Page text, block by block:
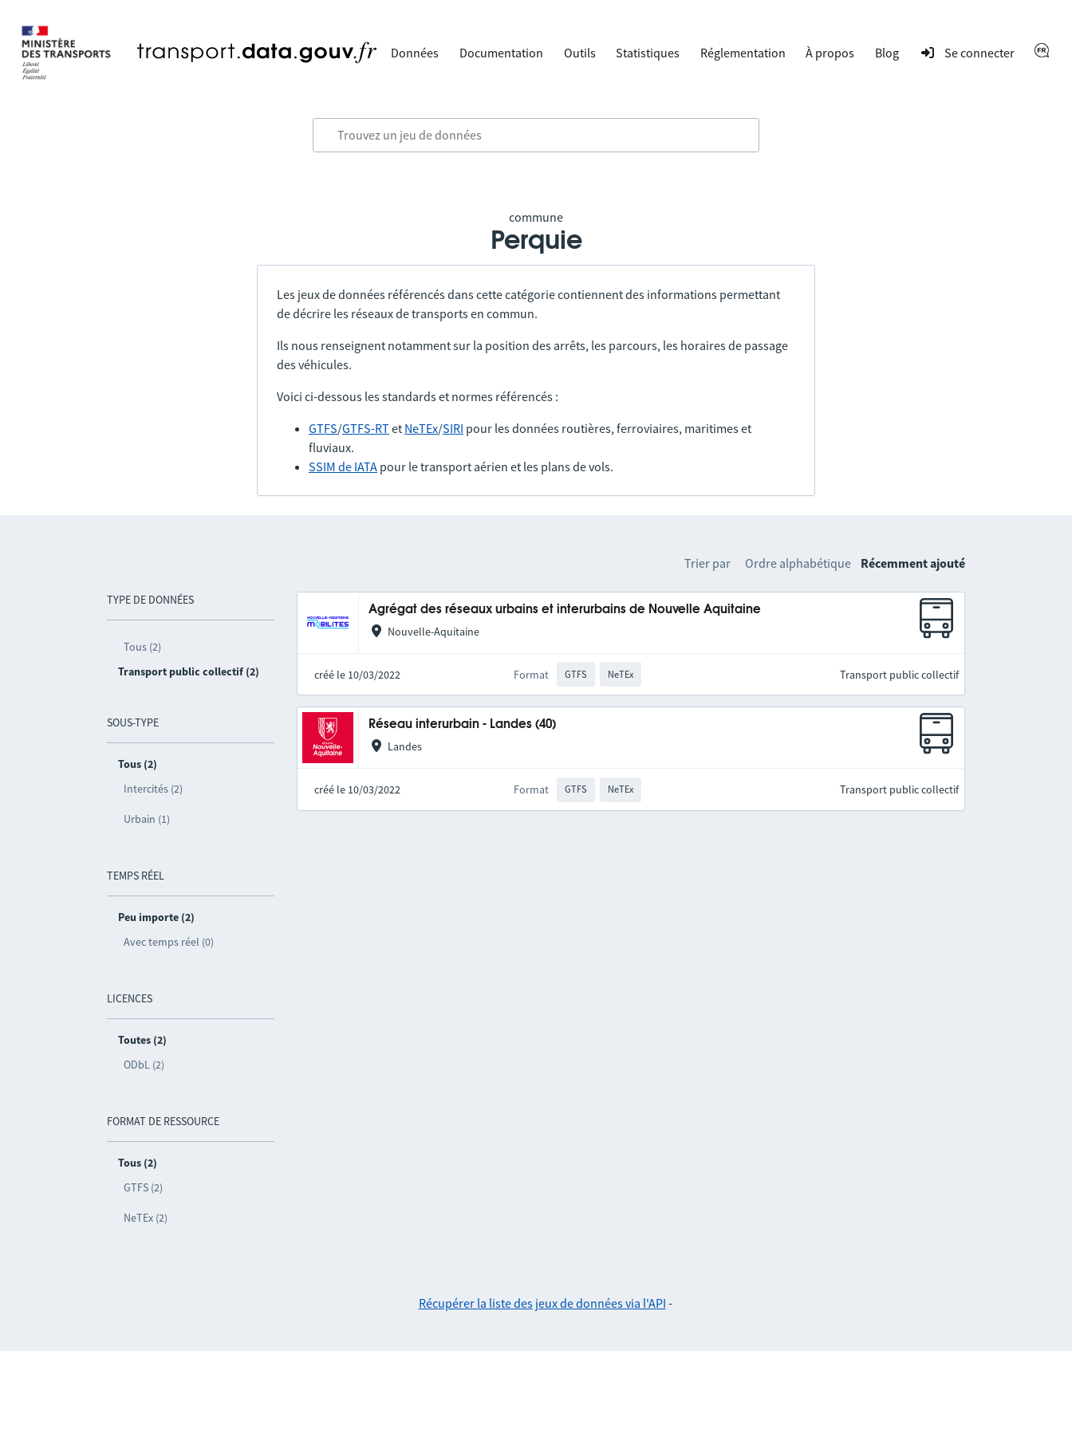
Données Documentation Outils Statistiques Réglementation À propos Blog Se connecter
commune
Perquie
Les jeux de données référencés dans cette catégorie contiennent des informations permettant
de décrire les réseaux de transports en commun.
Ils nous renseignent notamment sur la position des arrêts, les parcours, les horaires de passage
des véhicules.
Voici ci-dessous les standards et normes référencés :
GTFS/GTFS-RTet NeTEx/SIRI pour les données routières, ferroviaires, maritimes et
fluviaux.
SSIM de IATA pour le transport aérien et les plans de vols.
TYPE DE DONNÉES
Tous (2)
Transport public collectif (2)
SOUS-TYPE
Tous (2)
Intercités (2)
Urbain (1)
TEMPS RÉEL
Peu importe (2)
Avec temps réel (0)
LICENCES
Toutes (2)
ODbL (2)
FORMAT DE RESSOURCE
Tous (2)
GTFS (2)
NeTEx (2)
Trier par Ordre alphabétique Récemment ajouté
Agrégat des réseaux urbains et interurbains de Nouvelle Aquitaine
Nouvelle-Aquitaine
créé le 10/03/2022 Format GTFS NeTEx Transport public collectif
Réseau interurbain - Landes (40)
Landes
créé le 10/03/2022 Format GTFS NeTEx Transport public collectif
Récupérer la liste des jeux de données via l'API -